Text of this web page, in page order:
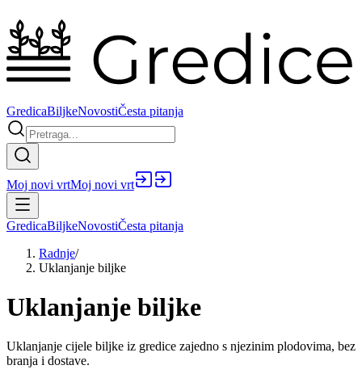
GredicaBiljkeNovostiČesta pitanja
Moj novi vrtMoj novi vrt
GredicaBiljkeNovostiČesta pitanja
Radnje/
Uklanjanje biljke
Uklanjanje biljke
Uklanjanje cijele biljke iz gredice zajedno s njezinim plodovima, bez
branja i dostave.